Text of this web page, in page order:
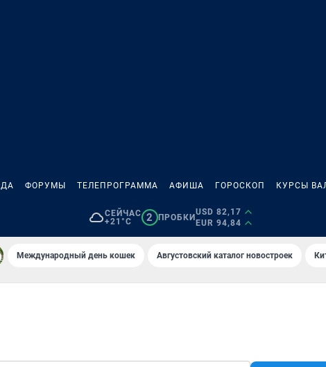
ФОРУМЫ ТЕЛЕПРОГРАММА АФИША ГОРОСКОП КУРСЫ
СЕЙЧАС
+21°C
2 ПРОБКИ
USD 82,17
EUR 94,84
Международный день кошек Августовский каталог новостроек